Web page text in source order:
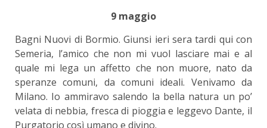
9 maggio
Bagni Nuovi di Bormio. Giunsi ieri sera tardi qui con
Semeria, l’amico che non mi vuol lasciare mai e al
quale mi lega un affetto che non muore, nato da
speranze comuni, da comuni ideali. Venivamo da
Milano. Io ammiravo salendo la bella natura un po’
velata di nebbia, fresca di pioggia e leggevo Dante, il
Purgatorio così umano e divino.